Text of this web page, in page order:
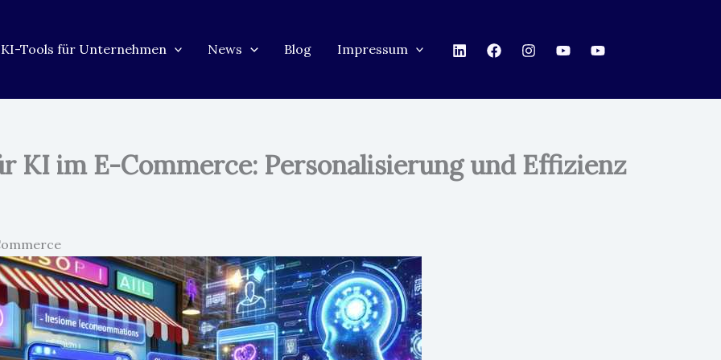
KI-Tools für Unternehmen News Blog Impressum
KI im E-Commerce: Personalisierung und Effizienz